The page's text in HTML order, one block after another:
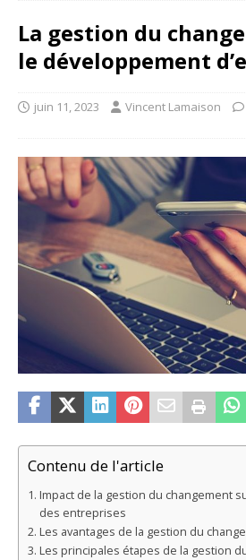
La gestion du
le développement
juin 11, 2023 Vincent Lamaison
Contenu de l'article
Impact de la gestion du changement
des entreprises
Les avantages de la gestion du
Les principales étapes de la gestion